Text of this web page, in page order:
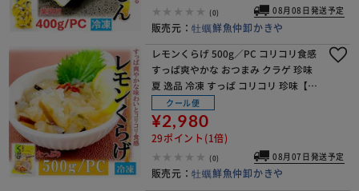
(0) 08月08日発送予定
販売元：牡蠣鮮魚仲卸かきや
レモンくらげ 500g／PC コリコリ食感
すっぱ爽やかな おつまみ クラゲ 珍味
夏 逸品 冷凍 すっぱ コリコリ 珍味【代
引き不可】
クール便
¥2,980
29ポイント(1倍)
(0) 08月07日発送予定
販売元：牡蠣鮮魚仲卸かきや